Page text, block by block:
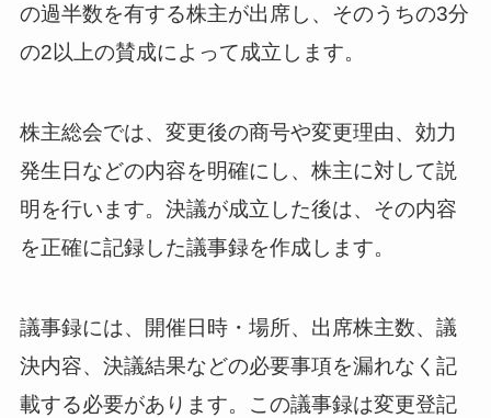
の過半数を有する株主が出席し、そのうちの3分
の2以上の賛成によって成立します。
株主総会では、変更後の商号や変更理由、効力
発生日などの内容を明確にし、株主に対して説
明を行います。決議が成立した後は、その内容
を正確に記録した議事録を作成します。
議事録には、開催日時・場所、出席株主数、議
決内容、決議結果などの必要事項を漏れなく記
載する必要があります。この議事録は変更登記